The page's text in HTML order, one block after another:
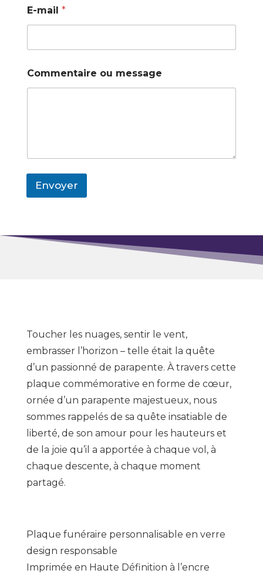
E-mail *
Commentaire ou message
Envoyer
Toucher les nuages, sentir le vent,
embrasser l’horizon – telle était la quête
d’un passionné de parapente. À travers cette
plaque commémorative en forme de cœur,
ornée d’un parapente majestueux, nous
sommes rappelés de sa quête insatiable de
liberté, de son amour pour les hauteurs et
de la joie qu’il a apportée à chaque vol, à
chaque descente, à chaque moment
partagé.
Plaque funéraire personnalisable en verre
design responsable
Imprimée en Haute Définition à l’encre